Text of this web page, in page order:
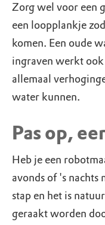
Zorg wel voor een
een loopplankje
komen. Een oude
ingraven werkt
allemaal
water kunnen.
Pas op,
Heb je een
avonds of 's nachts
stap en het is
geraakt worden